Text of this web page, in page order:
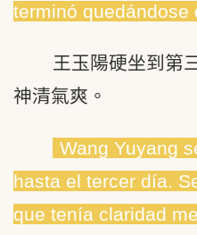
terminó quedándose
王玉陽硬坐到第
神清氣爽。
Wang Yuyang
hasta el tercer día.
que tenía claridad